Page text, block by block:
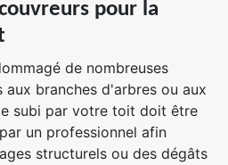
pour la
de nombreuses
branches d'arbres ou aux
subi par votre toit doit être
un professionnel afin
structurels ou des dégâts